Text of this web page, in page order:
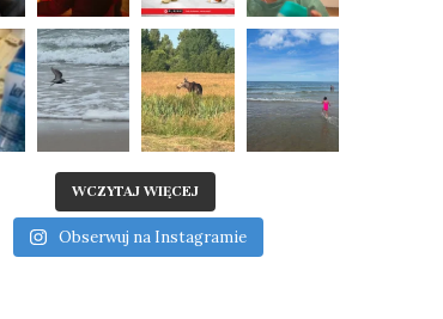
WCZYTAJ WIĘCEJ
Obserwuj na Instagramie